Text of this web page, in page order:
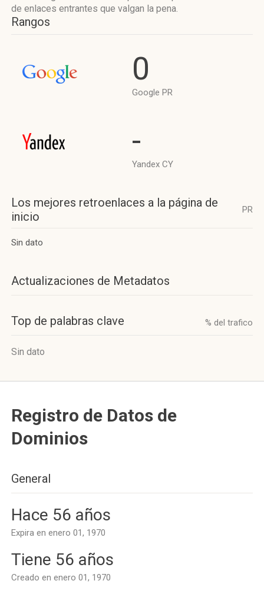
de enlaces entrantes que valgan la pena.
Rangos
0
Google PR
-
Yandex CY
Los mejores retroenlaces a la página de
inicio
PR
Sin dato
Actualizaciones de Metadatos
Top de palabras clave % del trafico
Sin dato
Registro de Datos de
Dominios
General
Hace 56 años
Expira en enero 01, 1970
Tiene 56 años
Creado en enero 01, 1970